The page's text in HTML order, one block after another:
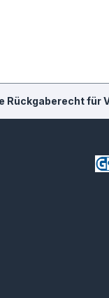
Rückgaberecht für